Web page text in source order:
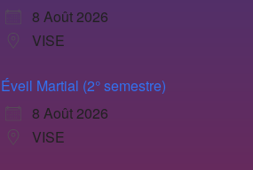
8 Août 2026
VISE
Éveil Martial (2° semestre)
8 Août 2026
VISE